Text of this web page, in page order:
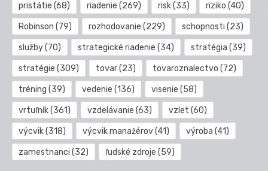
pristátie (68) riadenie (269) risk(33) riziko (40)
Robinson (79) rozhodovanie (229) schopnosti (23)
služby(70) strategické riadenie (34) stratégia (39)
stratégie (309) tovar(23) tovaroznalectvo (72)
tréning (39) vedenie (136) visenie (58)
vrtuľník(361) vzdelávanie (63) vzlet (60)
výcvik(318) výcvik manažérov(41) výroba (41)
zamestnanci (32) ľudské zdroje (59)